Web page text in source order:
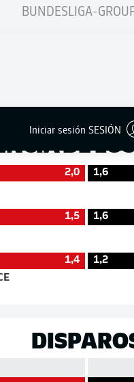
BUNDESLIGA-
Iniciar sesión SESIÓN
DE
2,0
1,6
1,5
1,6
1,4
1,2